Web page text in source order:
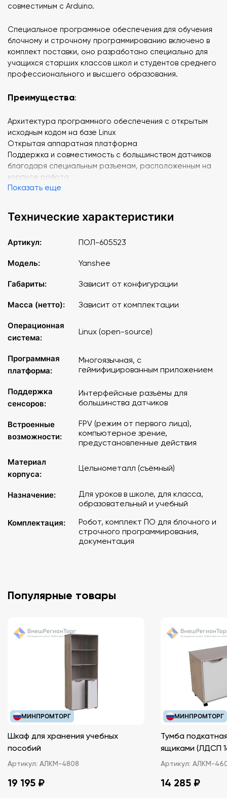
совместимым с Arduino.
Специальное программное обеспечения для обучения
блочному и строчному программированию включено в
комплект поставки, оно разработано специально для
учащихся старших классов школ и студентов среднего
профессионального и высшего образования.
Преимущества:
Архитектура программного обеспечения с открытым
исходным кодом на базе Linux
Открытая аппаратная платформа
Поддержка и совместимость с большинством датчиков
благодаря специальным разъемам, расположенным на
корпусе робота
Многоязыковая платформа программирования
Высокоточные мощные сервомоторы
Разработанный специально для обучения
предустановленными действиями
Показать еще
Технические характеристики
Артикул: ПОЛ-605523
Модель: Yanshee
Габариты: Зависит от конфигурации
Масса (нетто): Зависит от комплектации
Операционная
система:
Linux (open-source)
Программная
платформа:
Многоязычная, с
геймифицированным приложением
Поддержка
сенсоров:
Интерфейсные разъёмы для
большинства датчиков
Встроенные
возможности:
FPV (режим от первого лица),
компьютерное зрение,
предустановленные действия
Материал
корпуса:
Цельнометалл (съёмный)
Назначение:
Для уроков в школе, для класса,
образовательный и учебный
Комплектация:
Робот, комплект ПО для блочного и
строчного программирования,
документация
Популярные товары
МИНПРОМТОРГ
Шкаф для хранения учебных
пособий
Артикул: АЛКМ-4808
19 195 ₽
МИНПРОМТОРГ
Тумба
ящиками
Артикул: АЛКМ-
14 285 ₽